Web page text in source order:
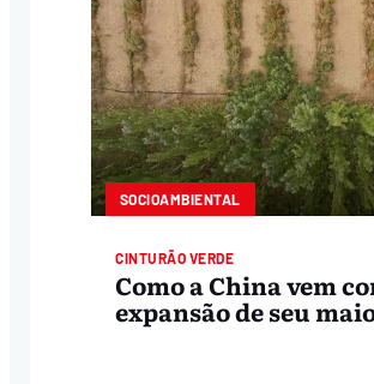
SOCIOAMBIENTAL
CINTURÃO VERDE
Como a China vem
expansão de seu